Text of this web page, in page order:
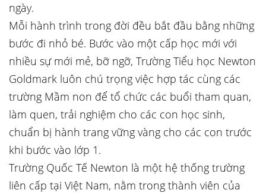
ngày.
Mỗi hành trình trong đời đều bắt đầu bằng những
bước đi nhỏ bé. Bước vào một cấp học mới với
nhiều sự mới mẻ, bỡ ngỡ, Trường Tiểu học Newton
Goldmark luôn chú trọng việc hợp tác cùng các
trường Mầm non để tổ chức các buổi tham quan,
làm quen, trải nghiệm cho các con học sinh,
chuẩn bị hành trang vững vàng cho các con trước
khi bước vào lớp 1.
Trường Quốc Tế Newton là một hệ thống trường
liên cấp tại Việt Nam, nằm trong thành viên của